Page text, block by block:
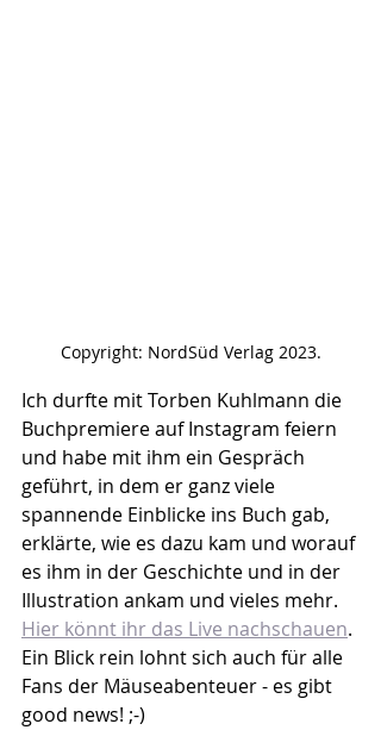
Copyright: NordSüd Verlag 2023.
Ich durfte mit Torben Kuhlmann die
Buchpremiere auf Instagram feiern
und habe mit ihm ein Gespräch
geführt, in dem er ganz viele
spannende Einblicke ins Buch gab,
erklärte, wie es dazu kam und worauf
es ihm in der Geschichte und in der
Illustration ankam und vieles mehr.
Hier könnt ihr das Live nachschauen.
Ein Blick rein lohnt sich auch für alle
Fans der Mäuseabenteuer - es gibt
good news! ;-)